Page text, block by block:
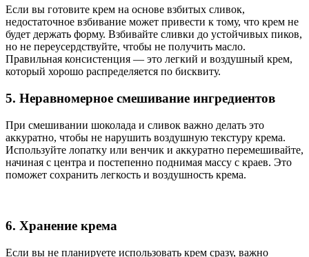
Если вы готовите крем на основе взбитых сливок,
недостаточное взбивание может привести к тому, что крем не
будет держать форму. Взбивайте сливки до устойчивых пиков,
но не переусердствуйте, чтобы не получить масло.
Правильная консистенция — это легкий и воздушный крем,
который хорошо распределяется по бисквиту.
5. Неравномерное смешивание ингредиентов
При смешивании шоколада и сливок важно делать это
аккуратно, чтобы не нарушить воздушную текстуру крема.
Используйте лопатку или венчик и аккуратно перемешивайте,
начиная с центра и постепенно поднимая массу с краев. Это
поможет сохранить легкость и воздушность крема.
6. Хранение крема
Если вы не планируете использовать крем сразу, важно